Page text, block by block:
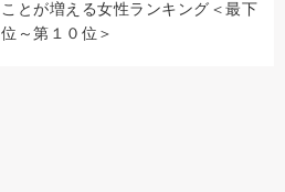
ことが増える女性ランキング＜最下
位～第１０位＞